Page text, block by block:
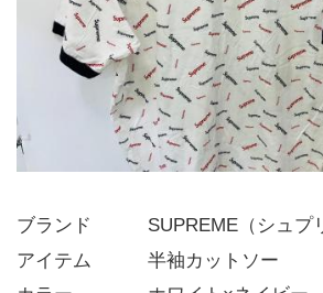
ブランド   SUPREME（シュプ
アイテム   半袖カットソー